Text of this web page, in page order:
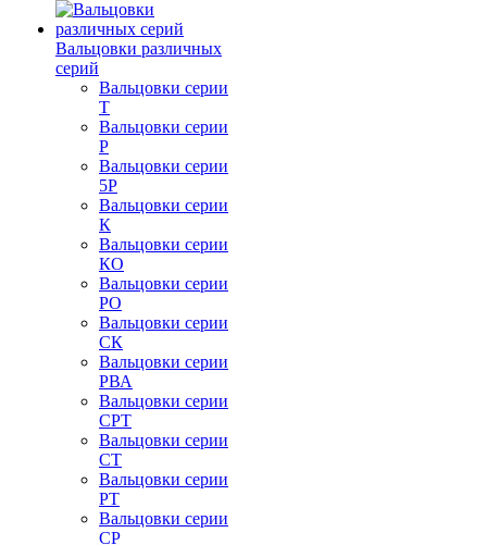
Вальцовки различных
серий
Вальцовки серии
Т
Вальцовки серии
Р
Вальцовки серии
5Р
Вальцовки серии
К
Вальцовки серии
КО
Вальцовки серии
РО
Вальцовки серии
СК
Вальцовки серии
РВА
Вальцовки серии
СРТ
Вальцовки серии
СТ
Вальцовки серии
РТ
Вальцовки серии
СР